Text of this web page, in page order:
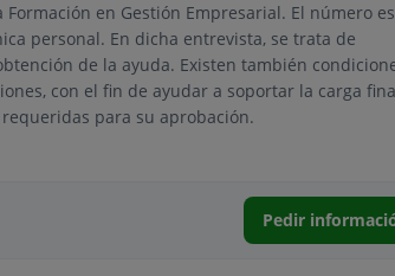
en Gestión Empresarial. El número es
personal. En dicha entrevista, se trata de
de la ayuda. Existen también
con el fin de ayudar a soportar la carga
para su aprobación.
Pedir